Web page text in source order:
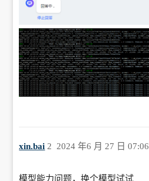
xin.bai 2024 年6 月 27 日 07:06
2
模型能力问题，换个模型试试